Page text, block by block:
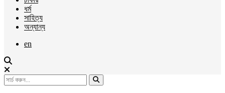
ধর্ম
সাহিত্য
অন্যান্য
en